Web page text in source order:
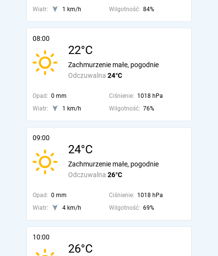
Wiatr: 1 km/h Wilgotność: 84%
08:00
22°C
Odczuwalna 24°C
Zachmurzenie małe, pogodnie
Opad: 0 mm Ciśnienie: 1018 hPa
Wiatr:
1 km/h Wilgotność: 76%
09:00
24°C
Odczuwalna 26°C
Zachmurzenie małe, pogodnie
Opad: 0 mm Ciśnienie: 1018 hPa
Wiatr:
4 km/h Wilgotność: 69%
10:00
26°C